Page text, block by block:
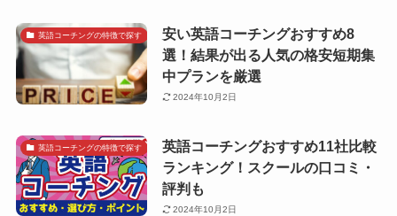
英語コーチングの特徴で探す
安い英語コーチングおすすめ8
選！結果が出る人気の格安短期集
中プランを厳選
2024年10月2日
英語コーチングの特徴で探す
英語コーチングおすすめ11社比較
ランキング！スクールの口コミ・
評判も
2024年10月2日